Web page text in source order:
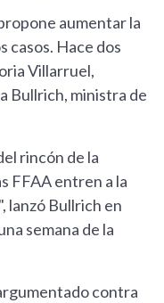
aumentar la
casos. Hace dos
Villarruel,
Bullrich, ministra de
rincón de la
FFAA entren a la
lanzó Bullrich en
semana de la
contra